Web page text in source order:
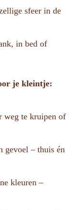
sfeer in de
in bed of
je kleintje:
weg te kruipen of
gevoel – thuis én
kleuren –